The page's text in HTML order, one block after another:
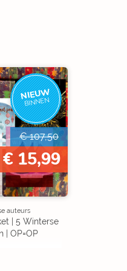
NIEUW
BINNEN
€ 107,50
€ 15,99
auteurs
| 5 Winterse
| OP=OP